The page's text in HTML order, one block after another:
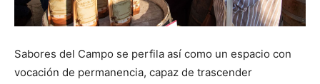
Sabores del Campo se perfila así como un espacio con
vocación de permanencia, capaz de trascender